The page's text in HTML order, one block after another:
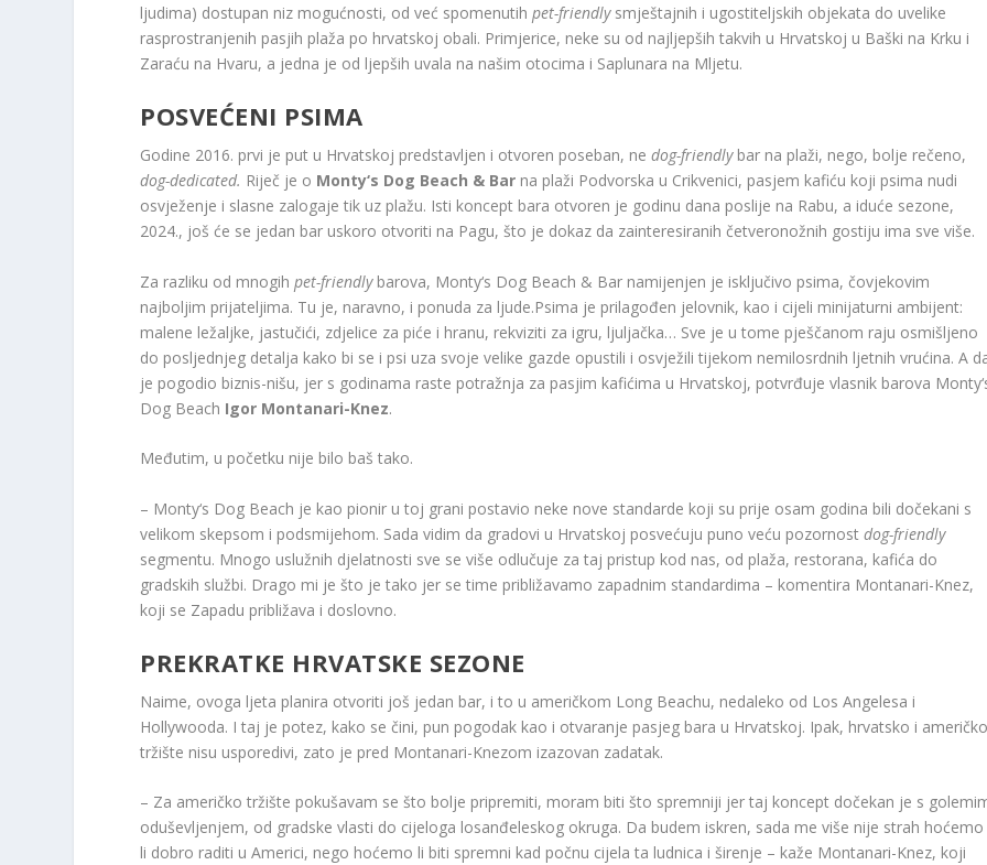
ljudima) dostupan niz mogućnosti, od već spomenutihpet-friendlysmještajnih i ugostiteljskih objekata do uvelike
rasprostranjenih pasjih plaža po hrvatskoj obali. Primjerice, neke su od najljepših takvih u Hrvatskoj u Baški na Krku i
Zaraću na Hvaru, a jedna je od ljepših uvala na našim otocima i Saplunara na Mljetu.
POSVEĆENI PSIMA
Godine 2016. prvi je put u Hrvatskoj predstavljen i otvoren poseban, nedog-friendly bar na plaži, nego, bolje rečeno,
dog-dedicated. Riječ je o Monty‘s Dog Beach & Bar na plaži Podvorska u Crikvenici, pasjem kafiću koji psima nudi
osvježenje i slasne zalogaje tik uz plažu. Isti koncept bara otvoren je godinu dana poslije na Rabu, a iduće sezone,
2024., još će se jedan bar uskoro otvoriti na Pagu, što je dokaz da zainteresiranih četveronožnih gostiju ima sve više.
Za razliku od mnogihpet-friendlybarova, Monty‘s Dog Beach & Bar namijenjen je isključivo psima, čovjekovim
najboljim prijateljima. Tu je, naravno, i ponuda za ljude.Psima je prilagođen jelovnik, kao i cijeli minijaturni ambijent:
malene ležaljke, jastučići, zdjelice za piće i hranu, rekviziti za igru, ljuljačka… Sve je u tome pješčanom raju osmišljeno
do posljednjeg detalja kako bi se i psi uza svoje velike gazde opustili i osvježili tijekom nemilosrdnih ljetnih vrućina. A
je pogodio biznis-nišu, jer s godinama raste potražnja za pasjim kafićima u Hrvatskoj, potvrđuje vlasnik barova
Dog Beach Igor Montanari-Knez.
Međutim, u početku nije bilo baš tako.
– Monty‘s Dog Beach je kao pionir u toj grani postavio neke nove standarde koji su prije osam godina bili dočekani s
velikom skepsom i podsmijehom. Sada vidim da gradovi u Hrvatskoj posvećuju puno veću pozornost dog-friendly
segmentu. Mnogo uslužnih djelatnosti sve se više odlučuje za taj pristup kod nas, od plaža, restorana, kafića do
gradskih službi. Drago mi je što je tako jer se time približavamo zapadnim standardima – komentira Montanari-Knez,
koji se Zapadu približava i doslovno.
PREKRATKE HRVATSKE SEZONE
Naime, ovoga ljeta planira otvoriti još jedan bar, i to u američkom Long Beachu, nedaleko od Los Angelesa i
Hollywooda. I taj je potez, kako se čini, pun pogodak kao i otvaranje pasjeg bara u Hrvatskoj. Ipak, hrvatsko i
tržište nisu usporedivi, zato je pred Montanari-Knezom izazovan zadatak.
– Za američko tržište pokušavam se što bolje pripremiti, moram biti što spremniji jer taj koncept ​dočekan je s
oduševljenjem, od gradske vlasti do cijeloga losanđeleskog okruga. Da budem iskren, sada me više nije strah hoćemo
li dobro raditi u Americi, nego hoćemo li biti spremni kad počnu cijela ta ludnica i širenje – kaže Montanari-Knez, koji